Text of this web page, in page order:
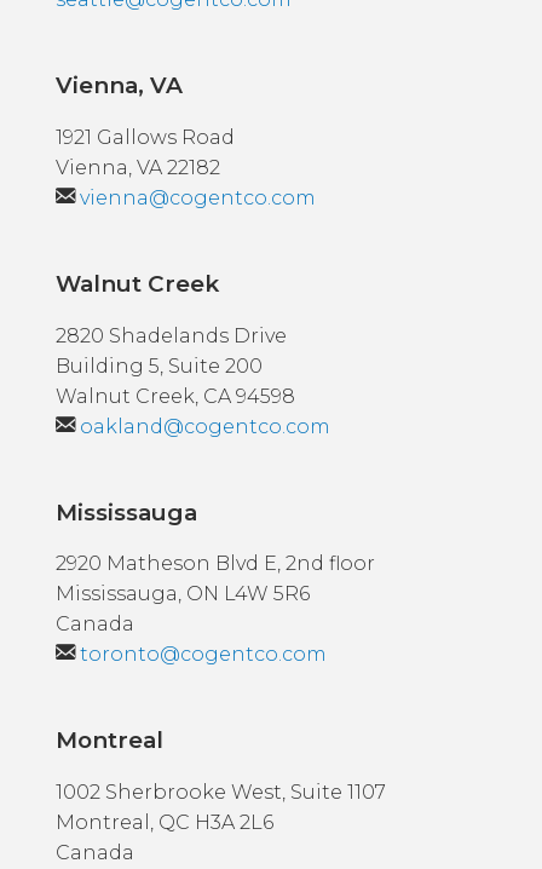
Vienna, VA
1921 Gallows Road
Vienna, VA 22182
vienna@cogentco.com
Walnut Creek
2820 Shadelands Drive
Building 5, Suite 200
Walnut Creek, CA 94598
oakland@cogentco.com
Mississauga
2920 Matheson Blvd E, 2nd floor
Mississauga, ON L4W 5R6
Canada
toronto@cogentco.com
Montreal
1002 Sherbrooke West, Suite 1107
Montreal, QC H3A 2L6
Canada